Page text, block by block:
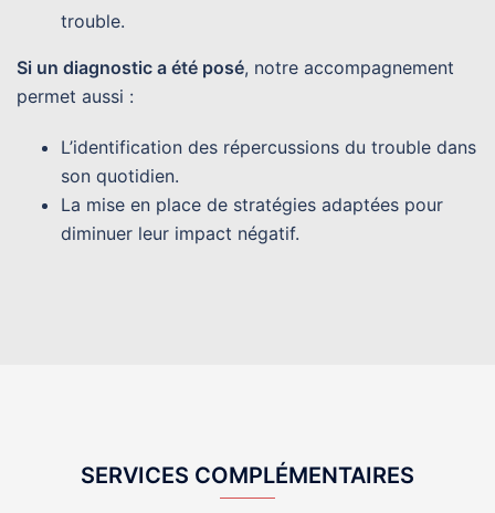
trouble.
Si un diagnostic a été posé, notre accompagnement
permet aussi :
L’identification des répercussions du trouble dans
son quotidien.
La mise en place de stratégies adaptées pour
diminuer leur impact négatif.
SERVICES COMPLÉMENTAIRES